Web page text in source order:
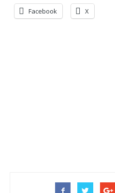
Facebook X